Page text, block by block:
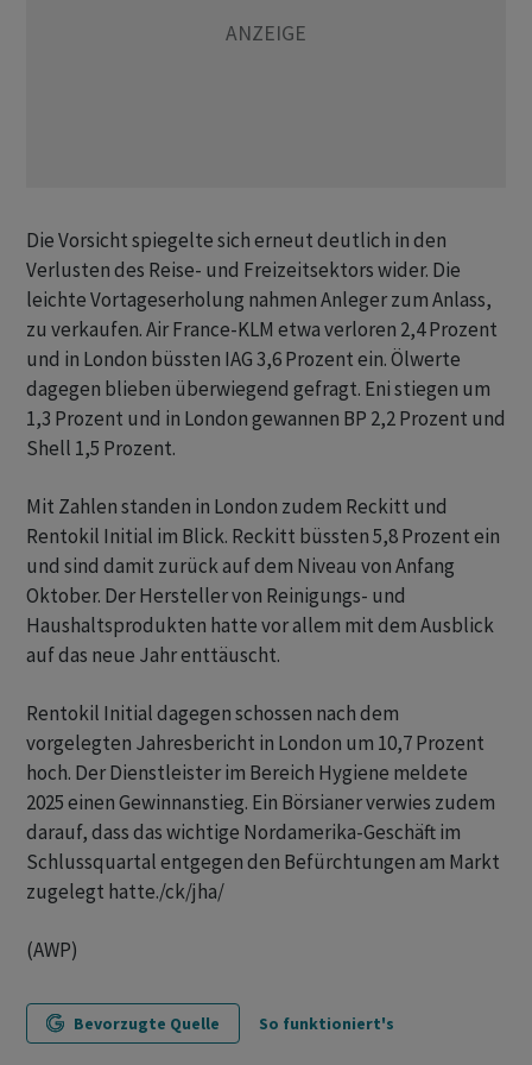
Die Vorsicht spiegelte sich erneut deutlich in den
Verlusten des Reise- und Freizeitsektors wider. Die
leichte Vortageserholung nahmen Anleger zum Anlass,
zu verkaufen. Air France-KLM etwa verloren 2,4 Prozent
und in London büssten IAG 3,6 Prozent ein. Ölwerte
dagegen blieben überwiegend gefragt. Eni stiegen um
1,3 Prozent und in London gewannen BP 2,2 Prozent und
Shell 1,5 Prozent.
Mit Zahlen standen in London zudem Reckitt und
Rentokil Initial im Blick. Reckitt büssten 5,8 Prozent ein
und sind damit zurück auf dem Niveau von Anfang
Oktober. Der Hersteller von Reinigungs- und
Haushaltsprodukten hatte vor allem mit dem Ausblick
auf das neue Jahr enttäuscht.
Rentokil Initial dagegen schossen nach dem
vorgelegten Jahresbericht in London um 10,7 Prozent
hoch. Der Dienstleister im Bereich Hygiene meldete
2025 einen Gewinnanstieg. Ein Börsianer verwies zudem
darauf, dass das wichtige Nordamerika-Geschäft im
Schlussquartal entgegen den Befürchtungen am Markt
zugelegt hatte./ck/jha/
(AWP)
Bevorzugte Quelle So funktioniert's